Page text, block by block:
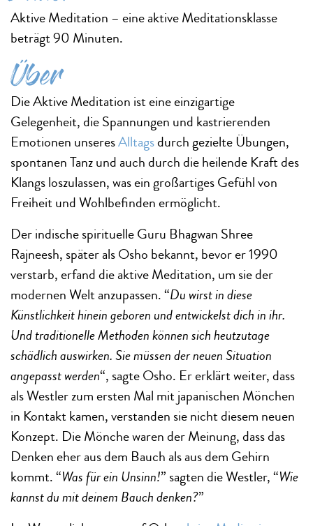
Aktive Meditation – eine aktive Meditationsklasse
beträgt 90 Minuten.
Über
Die Aktive Meditation ist eine einzigartige
Gelegenheit, die Spannungen und kastrierenden
Emotionen unseresAlltagsdurch gezielte Übungen,
spontanen Tanz und auch durch die heilende Kraft des
Klangs loszulassen, was ein großartiges Gefühl von
Freiheit und Wohlbefinden ermöglicht.
Der indische spirituelle Guru Bhagwan Shree
Rajneesh, später als Osho bekannt, bevor er 1990
verstarb, erfand die aktive Meditation, um sie der
modernen Welt anzupassen. “Du wirst in diese
Künstlichkeit hinein geboren und entwickelst dich in ihr.
Und traditionelle Methoden können sich heutzutage
schädlich auswirken. Sie müssen der neuen Situation
angepasst werden“, sagte Osho. Er erklärt weiter, dass
als Westler zum ersten Mal mit japanischen Mönchen
in Kontakt kamen, verstanden sie nicht diesem neuen
Konzept. Die Mönche waren der Meinung, dass das
Denken eher aus dem Bauch als aus dem Gehirn
kommt. “Was für ein Unsinn!” sagten die Westler, “Wie
kannst du mit deinem Bauch denken?”